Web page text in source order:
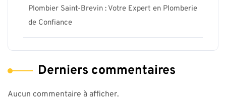
Plombier Saint-Brevin : Votre Expert en Plomberie
de Confiance
Derniers commentaires
Aucun commentaire à afficher.